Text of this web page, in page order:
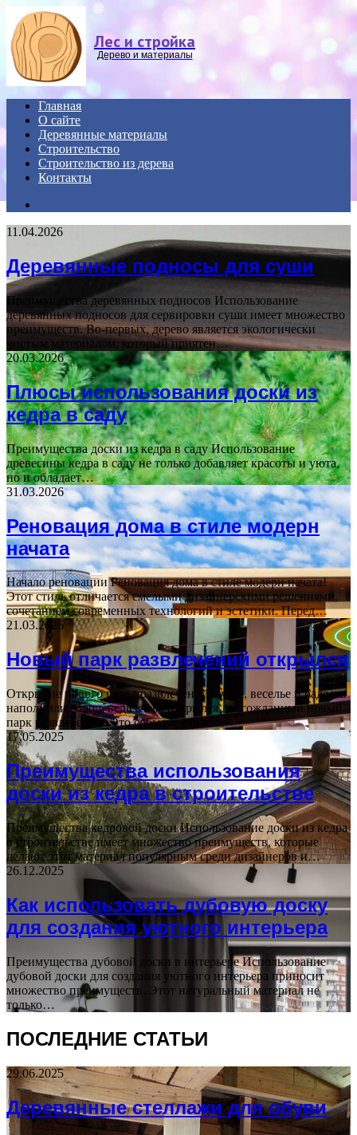
Лес и стройка
Дерево и материалы
Главная
О сайте
Деревянные материалы
Строительство
Строительство из дерева
Контакты
11.04.2026
Деревянные подносы для суши
Преимущества деревянных подносов Использование
деревянных подносов для сервировки суши имеет множество
преимуществ. Во-первых, дерево является экологически
чистым материалом, который приятен…
20.03.2026
Плюсы использования доски из
кедра в саду
Преимущества доски из кедра в саду Использование
древесины кедра в саду не только добавляет красоты и уюта,
но и обладает…
31.03.2026
Реновация дома в стиле модерн
начата
Начало реновации Реновация дома в стиле модерн начата!
Этот стиль отличается смелыми дизайнерскими решениями,
сочетанием современных технологий и эстетики. Перед…
21.03.2026
Новый парк развлечений открылся
Открытие нового парка развлечений Суета, веселье и радость
наполнили город, ведь вчера открылся долгожданный новый
парк развлечений. Это событие стало…
17.05.2025
Преимущества использования
доски из кедра в строительстве
Преимущества кедровой доски Использование доски из кедра
в строительстве имеет множество преимуществ, которые
делают этот материал популярным среди дизайнеров и…
26.12.2025
Как использовать дубовую доску
для создания уютного интерьера
Преимущества дубовой доски в интерьере Использование
дубовой доски для создания уютного интерьера приносит
множество преимуществ. Этот натуральный материал не
только…
ПОСЛЕДНИЕ СТАТЬИ
29.06.2025
Деревянные стеллажи для обуви